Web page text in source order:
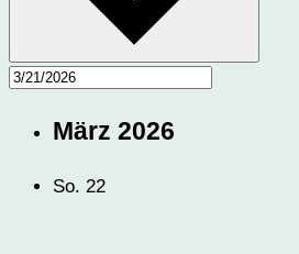
März 2026
So. 22